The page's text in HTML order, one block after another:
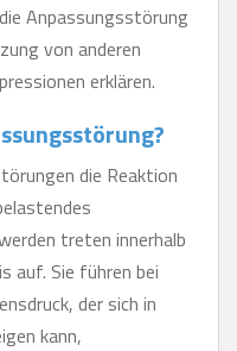
Anpassungsstörung
von anderen
erklären.
die Reaktion
treten innerhalb
auf. Sie führen bei
der sich in
kann,